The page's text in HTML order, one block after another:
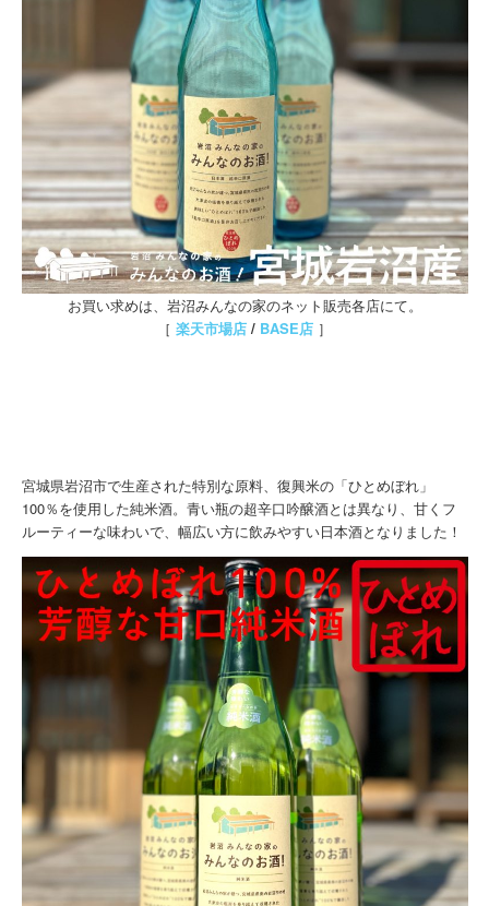
お買い求めは、岩沼みんなの家のネット販売各店にて。
［ 楽天市場店 / BASE店 ］
宮城県岩沼市で生産された特別な原料、復興米の「ひとめぼれ」
100％を使用した純米酒。青い瓶の超辛口吟醸酒とは異なり、甘くフ
ルーティーな味わいで、幅広い方に飲みやすい日本酒となりました！